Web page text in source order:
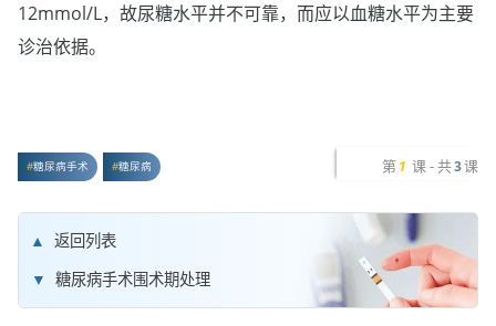
12mmol/L，故尿糖水平并不可靠，而应以血糖水平为主要
诊治依据。
糖尿病手术 糖尿病 第 1 课 - 共3课
返回列表
糖尿病手术围术期处理